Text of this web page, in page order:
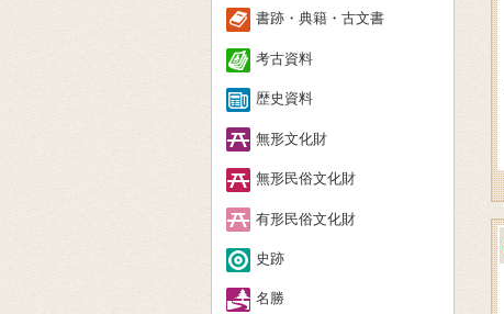
書跡・典籍・古文書
考古資料
歴史資料
無形文化財
無形民俗文化財
有形民俗文化財
史跡
名勝